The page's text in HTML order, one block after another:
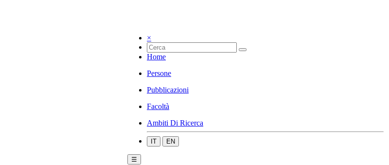
×
Home
Persone
Pubblicazioni
Facoltà
Ambiti Di Ricerca
IT EN
☰